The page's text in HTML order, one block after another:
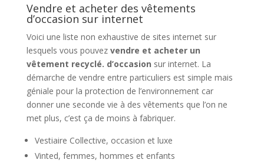
Vendre et acheter des vêtements
d’occasion sur internet
Voici une liste non exhaustive de sites internet sur
lesquels vous pouvez vendre et acheter un
vêtement recyclé. d’occasion sur internet. La
démarche de vendre entre particuliers est simple mais
géniale pour la protection de l’environnement car
donner une seconde vie à des vêtements que l’on ne
met plus, c’est ça de moins à fabriquer.
Vestiaire Collective, occasion et luxe
Vinted, femmes, hommes et enfants